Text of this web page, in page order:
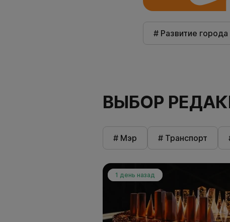
# Развитие города
ВЫБОР
# Мэр # Транспорт
1 день назад